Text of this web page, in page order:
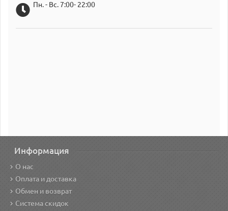
Пн. - Вс. 7:00- 22:00
Информация
О нас
Оплата и доставка
Обмен и возврат
Система скидок